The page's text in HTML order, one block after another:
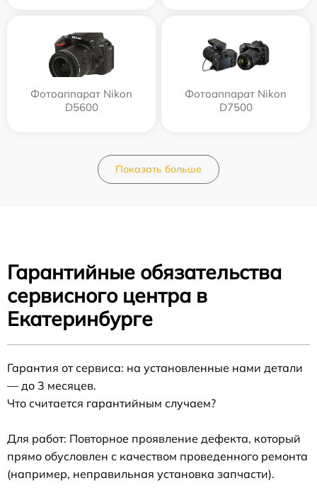
Фотоаппарат Nikon
D5600
Фотоаппарат Nikon
D7500
Показать больше
Гарантийные обязательства
сервисного центра в
Екатеринбурге
Гарантия от сервиса: на установленные нами детали
— до 3 месяцев.
Что считается гарантийным случаем?
Для работ: Повторное проявление дефекта, который
прямо обусловлен с качеством проведенного ремонта
(например, неправильная установка запчасти).